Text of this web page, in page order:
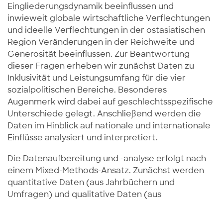
Eingliederungsdynamik beeinflussen und
inwieweit globale wirtschaftliche Verflechtungen
und ideelle Verflechtungen in der ostasiatischen
Region Veränderungen in der Reichweite und
Generosität beeinflussen. Zur Beantwortung
dieser Fragen erheben wir zunächst Daten zu
Inklusivität und Leistungsumfang für die vier
sozialpolitischen Bereiche. Besonderes
Augenmerk wird dabei auf geschlechtsspezifische
Unterschiede gelegt. Anschließend werden die
Daten im Hinblick auf nationale und internationale
Einflüsse analysiert und interpretiert.
Die Datenaufbereitung und -analyse erfolgt nach
einem Mixed-Methods-Ansatz. Zunächst werden
quantitative Daten (aus Jahrbüchern und
Umfragen) und qualitative Daten (aus